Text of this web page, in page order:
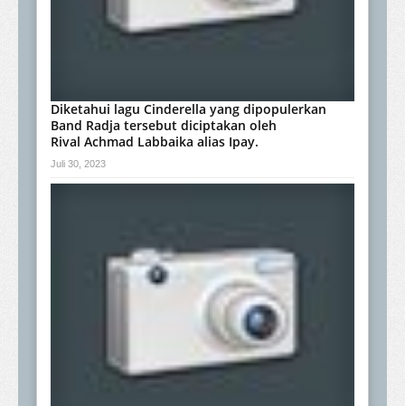
Diketahui lagu Cinderella yang dipopulerkan
Band Radja tersebut diciptakan oleh
Rival Achmad Labbaika alias Ipay.
Juli 30, 2023